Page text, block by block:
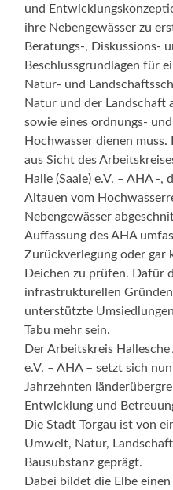
und
ihre Nebengewässer zu
Beratungs-, Diskussions-
Beschlussgrundlagen für
Natur- und
Natur und der Landschaft
sowie eines ordnungs-
Hochwasser dienen muss.
aus Sicht des
Halle (Saale) e.V. – AHA -
Altauen vom
Nebengewässer
Auffassung des AHA
Zurückverlegung oder gar
Deichen zu prüfen. Dafür
infrastrukturellen
unterstützte
Tabu mehr sein.
Der Arbeitskreis
e.V. – AHA – setzt sich
Jahrzehnten
Entwicklung und
Die Stadt Torgau ist von
Umwelt, Natur,
Bausubstanz geprägt.
Dabei bildet die Elbe